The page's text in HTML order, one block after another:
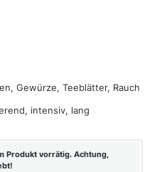
Gewürze, Teeblätter, Rauch
intensiv, lang
Produkt vorrätig. Achtung,